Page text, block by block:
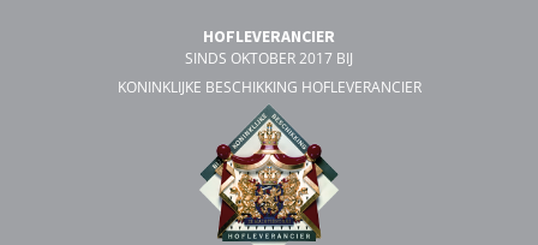
HOFLEVERANCIER
SINDS OKTOBER 2017 BIJ
KONINKLIJKE BESCHIKKING HOFLEVERANCIER